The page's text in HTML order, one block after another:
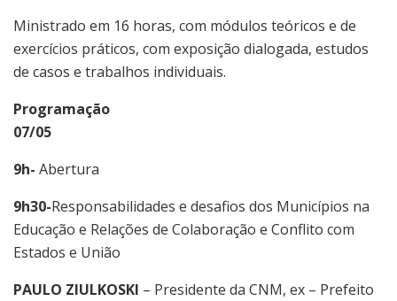
Ministrado em 16 horas, com módulos teóricos e de
exercícios práticos, com exposição dialogada, estudos
de casos e trabalhos individuais.
Programação
07/05
9h- Abertura
9h30-Responsabilidades e desafios dos Municípios na
Educação e Relações de Colaboração e Conflito com
Estados e União
PAULO ZIULKOSKI – Presidente da CNM, ex – Prefeito